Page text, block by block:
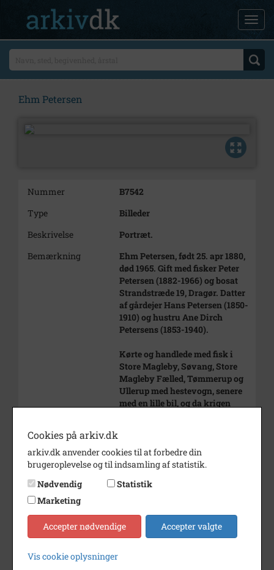
Ehm Petersen
Nummer
B7542
Type
Billeder
Beskrivelse
Portræt.
Bemærkning
Ehm Petersen, født 25. apr 1880,
død 1965. Gift med fisker Peter
Petersen (1882-1966) og bosat
Strandstræde 19, Dragør. Datter
af gårdejer Hans Petersen (1850-
1910) og hustru Ane Dirch
Petersens (1853-1940).
Kørte og handlede med fisk i
Store Magleby, Søvang, Store
Magleby Fælled, Tømmerup og
Ullerup med hestevogn, senere
med en lille bil, og da krigen
blev opstillet til
kommunalvalget i 1929. Hun fik
ikke valgt.
Dateringsnote
ca. 1895
Cookies på arkiv.dk
arkiv.dk anvender cookies til at forbedre din
brugeroplevelse og til indsamling af statistik.
Nødvendig
Statistik
Marketing
Accepter nødvendige Accepter valgte
Vis cookie oplysninger